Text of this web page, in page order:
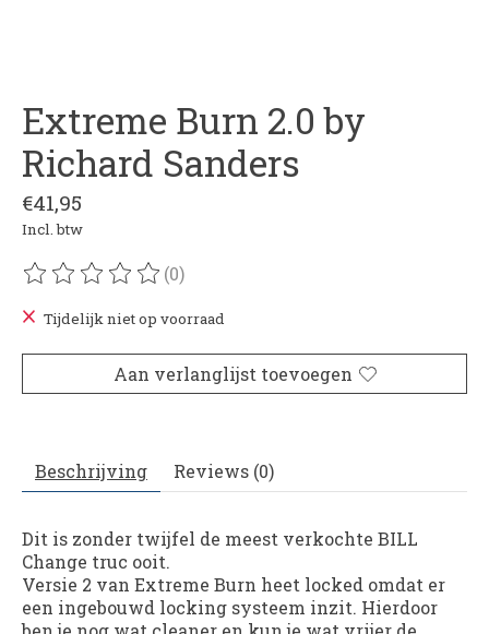
Extreme Burn 2.0 by
Richard Sanders
€41,95
Incl. btw
De beoordeling van dit product is
(0)
Tijdelijk niet op voorraad
Aan verlanglijst toevoegen
Beschrijving Reviews (0)
Dit is zonder twijfel de meest verkochte BILL
Change truc ooit.
Versie 2 van Extreme Burn heet locked omdat er
een ingebouwd locking systeem inzit. Hierdoor